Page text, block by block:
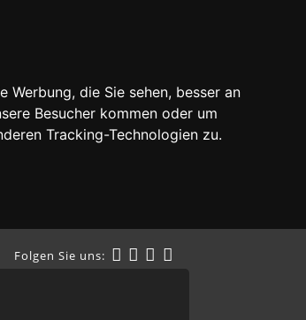
die Sie sehen, besser an
Besucher kommen oder um
Tracking-Technologien zu.
Folgen Sie uns: